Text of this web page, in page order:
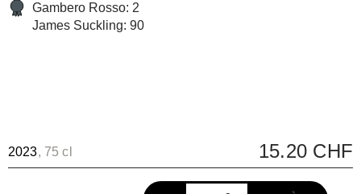
Gambero Rosso: 2
James Suckling: 90
2023, 75 cl 15.20 CHF